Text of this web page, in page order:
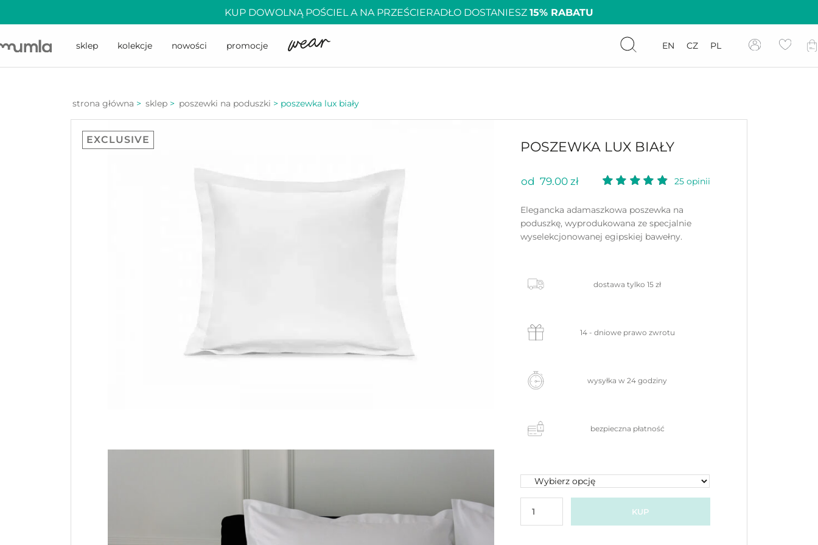
KUP DOWOLNĄ POŚCIEL A NA PRZEŚCIERADŁO DOSTANIESZ 15% RABATU
sklep kolekcje nowości promocje EN CZ PL
strona główna > sklep > poszewki na poduszki > poszewka lux biały
EXCLUSIVE POSZEWKA LUX BIAŁY
od 79.00 zł 25opinii
Elegancka adamaszkowa poszewka na
poduszkę, wyprodukowana ze specjalnie
wyselekcjonowanej egipskiej bawełny.
dostawa tylko15 zł
14 - dniowe prawo zwrotu
wysyłka w 24 godziny
bezpieczna płatność
KUP